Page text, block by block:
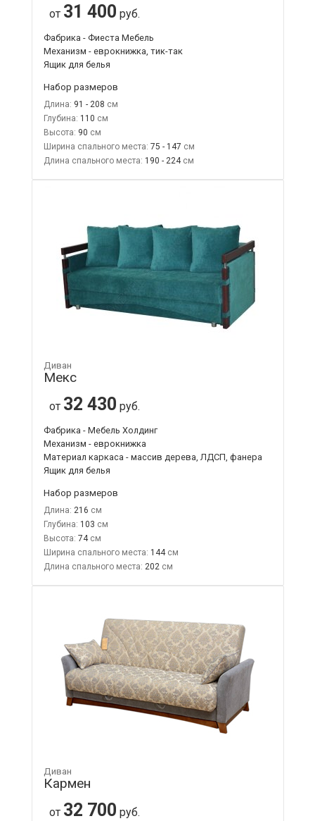
от 31 400 руб.
Фабрика - Фиеста Мебель
Механизм - еврокнижка, тик-так
Ящик для белья
Набор размеров
Длина: 91 - 208
Глубина: 110
Высота: 90
Ширина спального места: 75 - 147
Длина спального места: 190 - 224
Диван
Мекс
от 32 430 руб.
Фабрика - Мебель Холдинг
Механизм - еврокнижка
Материал каркаса - массив дерева, ЛДСП, фанера
Ящик для белья
Набор размеров
Длина: 216
Глубина: 103
Высота: 74
Ширина спального места: 144
Длина спального места: 202
Диван
Кармен
от 32 700 руб.